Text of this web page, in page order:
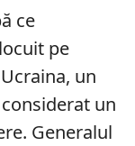
ce
pe
un
un
Generalul